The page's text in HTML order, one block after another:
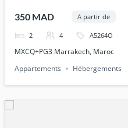
350 MAD A partir de
2 4 A5264O
MXCQ+PG3 Marrakech, Maroc
Appartements
Hébergements